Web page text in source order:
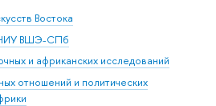
Востока
ВШЭ-СПб
и африканских исследований
отношений и политических